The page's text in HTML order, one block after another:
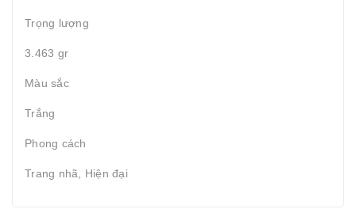
Trọng lượng
3.463 gr
Màu sắc
Trắng
Phong cách
Trang nhã, Hiện đại